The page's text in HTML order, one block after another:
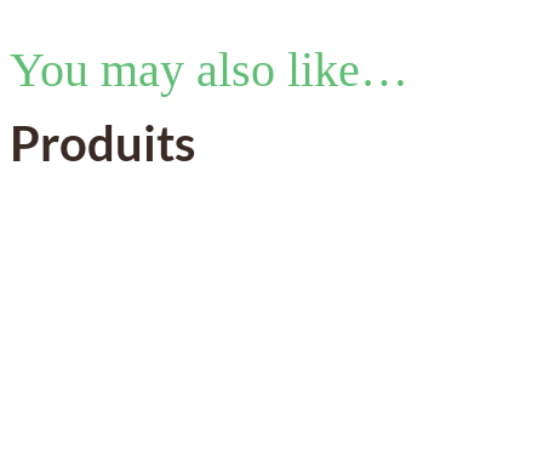
You may also like…
Produits